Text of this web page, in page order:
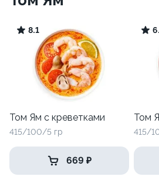
8.1
Том Ям с креветками
415/100/5 гр
669 ₽
Том
415/